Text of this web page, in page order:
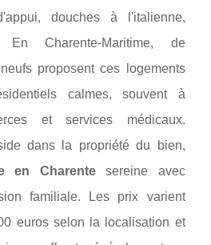
douches à l'italienne,
En Charente-Maritime, de
proposent ces logements
calmes, souvent à
et services médicaux.
dans la propriété du bien,
en Charentesereine avec
familiale. Les prix varient
euros selon la localisation et